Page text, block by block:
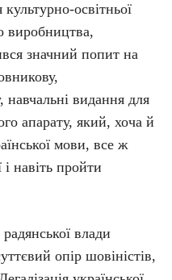
освітньої
виробництва,
значний попит на
навчальні видання для
апарату, який, хоча й
мови, все ж
і навіть пройти
влади
опір шовіністів,